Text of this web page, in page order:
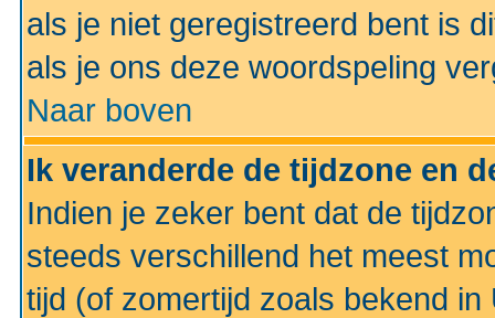
als je niet geregistreerd bent is
als je ons deze woordspeling
Naar boven
Ik veranderde de tijdzone en
Indien je zeker bent dat de
steeds verschillend het meest
tijd (of zomertijd zoals bekend